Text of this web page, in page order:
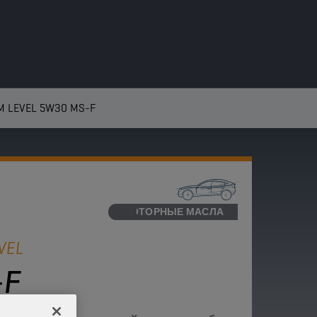
LEVEL 5W30 MS-F
МОТОРНЫЕ МАСЛА